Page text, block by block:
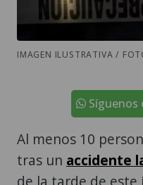
IMAGEN ILUSTRATIVA /
Síguenos
Al menos 10
tras un accidente
de la tarde de este